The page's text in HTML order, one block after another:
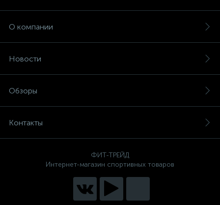
О компании
Новости
Обзоры
Контакты
ФИТ-ТРЕЙД
Интернет-магазин спортивных товаров